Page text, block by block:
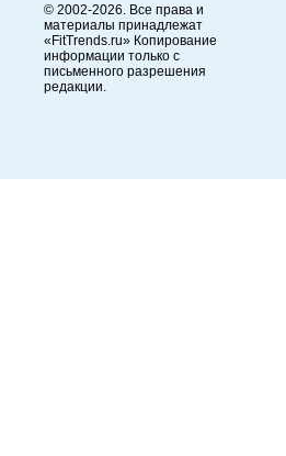
© 2002-2026. Все права и
материалы принадлежат
«FitTrends.ru» Копирование
информации только с
письменного разрешения
редакции.